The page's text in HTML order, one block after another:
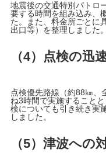
地震後の交通特別パトロ
要する時間を組み込み、
た。また、料金所ごとに
出口等）を整理しました。
（4）点検の迅
点検優先路線（約88㎞、
ね3時間で実施すること
検についても引き続き実
しました。
（5）津波への